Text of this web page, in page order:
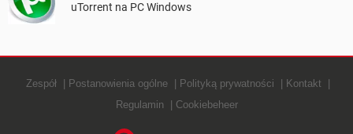
uTorrent na PC Windows
Zespół Postanowienia ogólne Polityką prywatności
Kontakt
Regulamin
Cookiebeheer